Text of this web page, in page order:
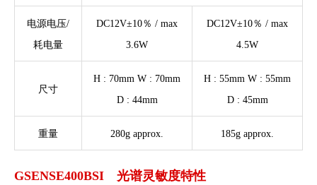
电源电压/
耗电量
DC12V±10％ / max
3.6W
DC12V±10％ / max
4.5W
尺寸
H : 70mm W : 70mm
D : 44mm
H : 55mm W : 55mm
D : 45mm
重量 280g approx. 185g approx.
GSENSE400BSI 光谱灵敏度特性